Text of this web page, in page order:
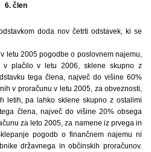
6. člen
doda nov četrti odstavek, ki se
letu 2005 pogodbe o poslovnem najemu,
v plačilo v letu 2006, sklene skupno z
tega člena, največ do višine 60%
v proračunu v letu 2005, za obveznosti,
letih, pa lahko sklene skupno z ostalimi
člena, največ do višine 20% obsega
za leto 2005, za namene iz prvega in
pogodb o finančnem najemu ni
državnega in občinskih proračunov.